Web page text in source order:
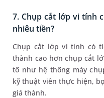
7. Chụp cắt lớp vi tính
nhiêu tiền?
Chụp cắt lớp vi tính có
thành cao hơn chụp cắt
tố như hệ thống máy
kỹ thuật viên thực hiện,
giá thành.